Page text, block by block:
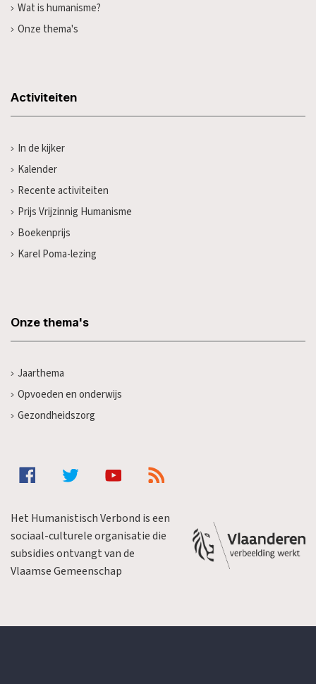
Wat is humanisme?
Onze thema's
Activiteiten
In de kijker
Kalender
Recente activiteiten
Prijs Vrijzinnig Humanisme
Boekenprijs
Karel Poma-lezing
Onze thema's
Jaarthema
Opvoeden en onderwijs
Gezondheidszorg
Het Humanistisch Verbond is een
sociaal-culturele organisatie die
subsidies ontvangt van de
Vlaamse Gemeenschap